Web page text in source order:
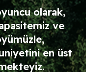
olarak,
ve
en üst